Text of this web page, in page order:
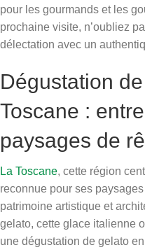
pour les gourmands et les
prochaine visite, n’oubliez
délectation avec un
Dégustation
Toscane :
paysages de
La Toscane, cette région
reconnue pour ses
patrimoine artistique et
gelato, cette glace italienne
une dégustation de gelato